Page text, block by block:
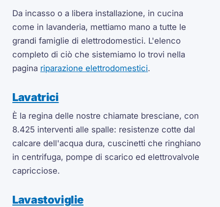
Da incasso o a libera installazione, in cucina
come in lavanderia, mettiamo mano a tutte le
grandi famiglie di elettrodomestici. L'elenco
completo di ciò che sistemiamo lo trovi nella
pagina riparazione elettrodomestici.
Lavatrici
È la regina delle nostre chiamate bresciane, con
8.425 interventi alle spalle: resistenze cotte dal
calcare dell'acqua dura, cuscinetti che ringhiano
in centrifuga, pompe di scarico ed elettrovalvole
capricciose.
Lavastoviglie